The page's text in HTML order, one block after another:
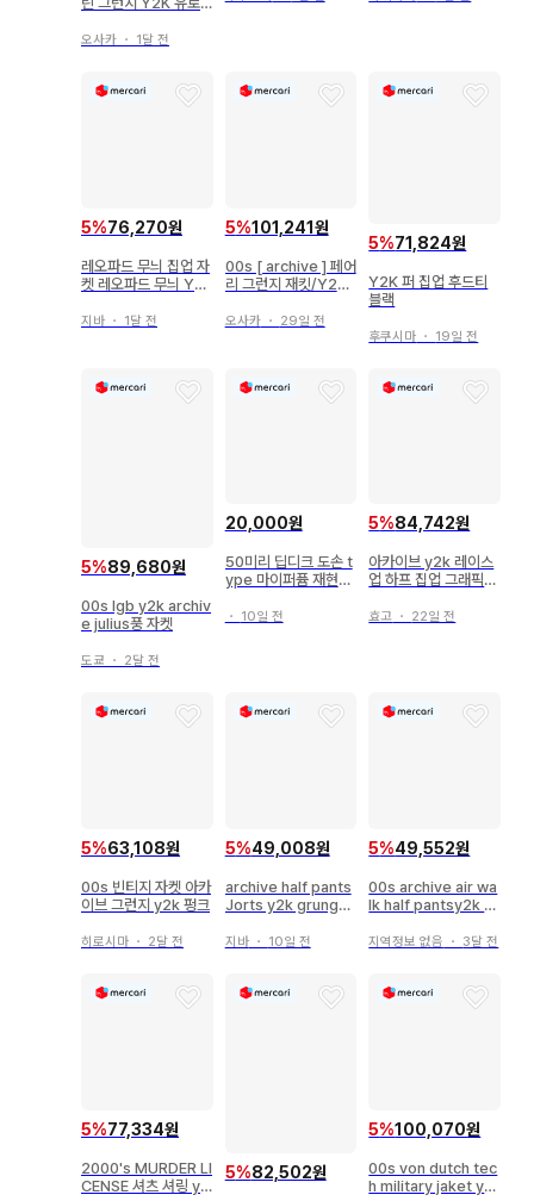
오사카 ・ 1달 전
5%76,270원
레오파드 무늬 집업 자
켓 레오파드 무늬 Y2
무늬
지바 ・ 1달 전
5%101,241원
00s [ archive ] 페어
리 그런지 재킷/Y2K/
오사카・ 29일 전
5%71,824원
Y2K 퍼 집업 후드티
블랙
후쿠시마 ・ 19일 전
5%89,680원
00s lgb y2k archiv
e julius풍 자켓
도쿄 ・ 2달 전
20,000원
50미리 딥디크 도손 t
ype 마이퍼퓸 재현향
・ 10일 전
5%84,742원
아카이브 y2k 레이스
업 하프 집업 그래픽
효고 ・ 22일 전
5%63,108원
00s 빈티지 자켓 아카
이브 그런지 y2k 펑크
히로시마 ・ 2달 전
5%49,008원
archive half pants
Jorts y2k grunge
지바・ 10일 전
5%49,552원
00s archive air wa
lk half pantsy2k c
지역정보 없음 ・ 3달 전
5%77,334원
2000's MURDER LI
CENSE 셔츠 셔링 y2
5%82,502원
5%100,070원
00s von dutch tec
h military jaket y2